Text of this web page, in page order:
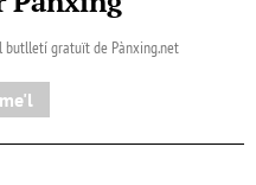
butlletí gratuït de Pànxing.net​